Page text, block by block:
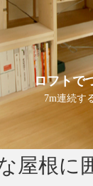
ロフトで
7m連続す
屋根に